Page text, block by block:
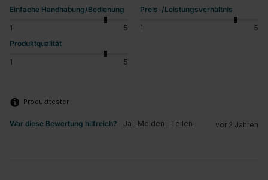
Einfache Handhabung/Bedienung
1 5
Preis-/Leistungsverhältnis
1
5
Produktqualität
1 5
Produkttester
War diese Bewertung hilfreich? Ja Melden Teilen vor 2 Jahren